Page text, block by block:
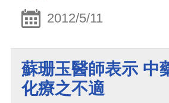
2012/5/11
蘇珊玉醫師表示 中
化療之不適